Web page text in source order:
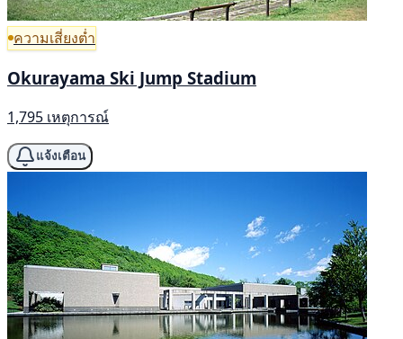
ความเสี่ยงต่ำ
Okurayama Ski Jump Stadium
1,795 เหตุการณ์
แจ้งเตือน